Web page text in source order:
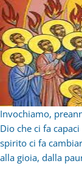
Invochiamo,
Dio che ci fa
spirito ci fa
alla gioia, dalla